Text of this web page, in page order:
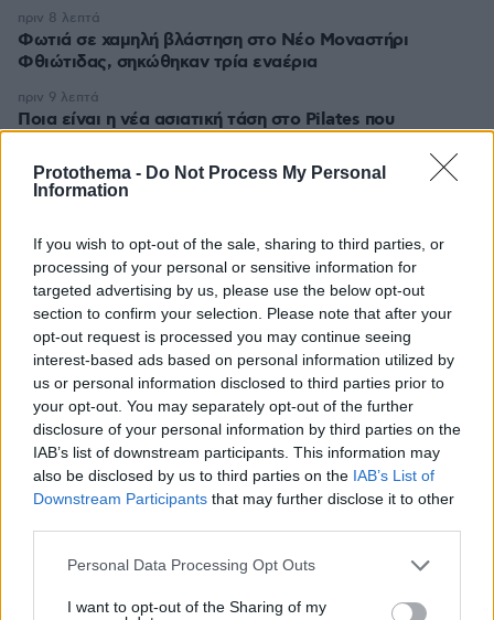
Protothema - Do Not Process My Personal
Information
If you wish to opt-out of the sale, sharing to third parties, or
processing of your personal or sensitive information for
targeted advertising by us, please use the below opt-out
section to confirm your selection. Please note that after your
opt-out request is processed you may continue seeing
interest-based ads based on personal information utilized by
us or personal information disclosed to third parties prior to
your opt-out. You may separately opt-out of the further
disclosure of your personal information by third parties on the
IAB’s list of downstream participants. This information may
also be disclosed by us to third parties on the IAB’s List of
Downstream Participants that may further disclose it to other
Please note that this website/app uses one or more Google
not limited to your visit or usage behaviour. You may click to
Personal Data Processing Opt Outs
I want to opt-out of the Sharing of my
Φωτιά σε χαμηλή βλάστηση στο Νέο Μοναστήρι
Φθιώτιδας, σηκώθηκαν τρία εναέρια
πριν 8 λεπτά
Ποια είναι η νέα ασιατική τάση στο Pilates που
πριν 9 λεπτά
6 ενδιαφέρουσες, «άγνωστες» γωνιές της
πριν 10 λεπτά
Διακοπή λειτουργίας των ντους στα beach bars ζητά η
κοινότητα Σάρτης στη Χαλκιδική, επικαλείται
περιορισμένη επάρκεια νερού
πριν 22 λεπτά
Πώς θα κάνουμε μια περιποίηση προσώπου επιπέδου
σπα στο σπίτι
πριν 28 λεπτά
Σπιτικό προζύμι: Οδηγός για αρχάριους και μη – Η
διαδικασία, η χρήση, η συντήρηση
πριν 28 λεπτά
Ελπίδα για τη Δημοκρατία: Νέα αποχώρηση με αιχμές
για «απολυταρχικά προσωποπαγές διευθυντήριο